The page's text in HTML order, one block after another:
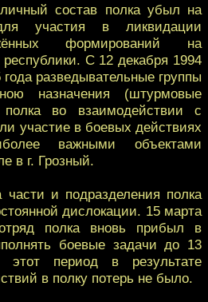
состав полка убыл на
участия в ликвидации
формирований на
С 12 декабря 1994
разведывательные группы
назначения (штурмовые
во взаимодействии с
участие в боевых действиях
важными объектами
в г. Грозный.
и подразделения полка
дислокации. 15 марта
полка вновь прибыл в
боевые задачи до 13
период в результате
в полку потерь не было.